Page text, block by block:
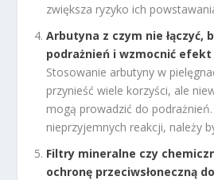
zwiększa ryzyko ich
Arbutyna z czym nie łączyć,
podrażnień i wzmocnić
Stosowanie arbutyny w
przynieść wiele korzyści, ale
mogą prowadzić do
nieprzyjemnych reakcji, należy
Filtry mineralne czy
ochronę przeciwsłoneczną